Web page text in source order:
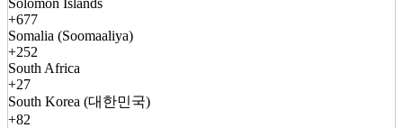
Solomon Islands
+677
Somalia (Soomaaliya)
+252
South Africa
+27
South Korea (대한민국)
+82